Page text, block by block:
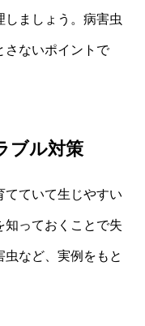
ましょう。病害虫
さないポイントで
ブル対策
てていて生じやすい
知っておくことで失
など、実例をもと